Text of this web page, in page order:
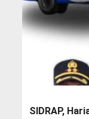
SIDRAP,